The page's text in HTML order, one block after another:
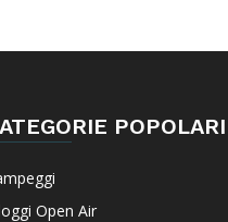
POPOLARI
Open Air